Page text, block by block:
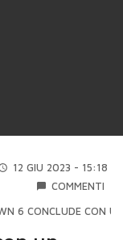
12 GIU 2023 - 15:18
COMMENTI
6 CONCLUDE CON